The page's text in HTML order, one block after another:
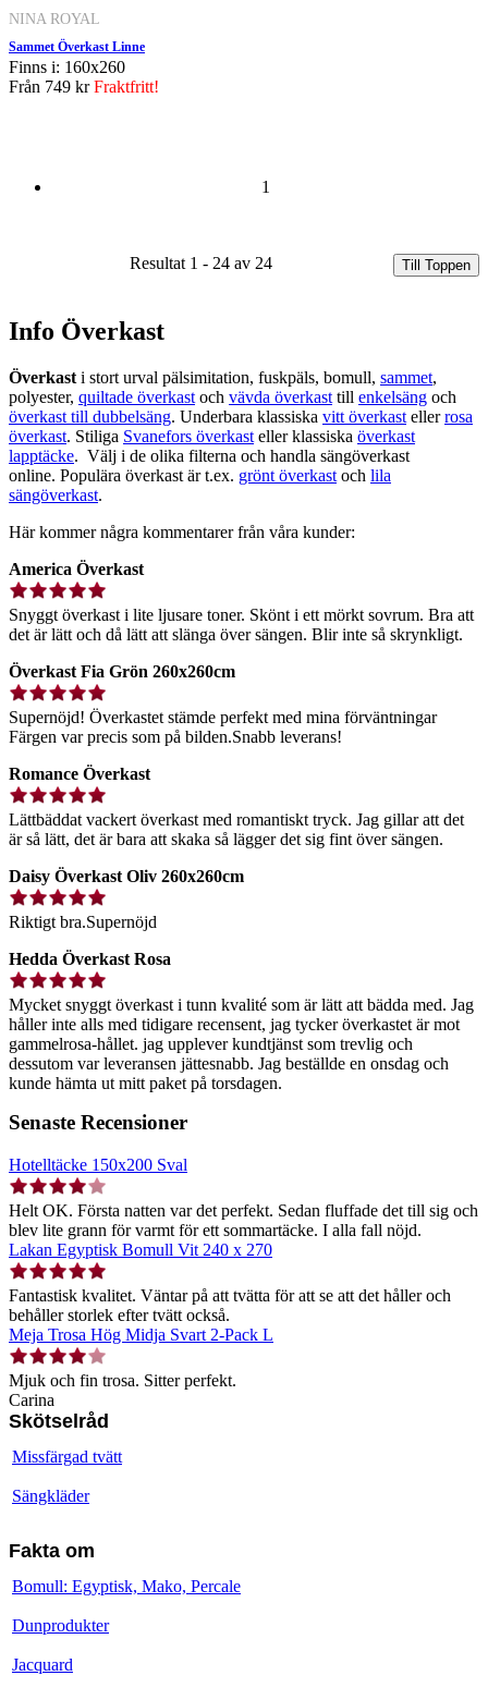
NINA ROYAL
Sammet Överkast Linne
Finns i: 160x260
Från 749 krFraktfritt!
1
Resultat 1 - 24 av 24 Till Toppen
Info Överkast
Överkast i stort urval pälsimitation, fuskpäls, bomull, sammet,
polyester, quiltade överkast och vävda överkast till enkelsäng och
överkast till dubbelsäng. Underbara klassiska vitt överkast ellerrosa
överkast. Stiliga Svanefors överkast eller klassiska överkast
lapptäcke. Välj i de olika filterna och handla sängöverkast
online. Populära överkast är t.ex. grönt överkast och lila
sängöverkast.
Här kommer några kommentarer från våra kunder:
America Överkast
Snyggt överkast i lite ljusare toner. Skönt i ett mörkt sovrum. Bra att
det är lätt och då lätt att slänga över sängen. Blir inte så skrynkligt.
Överkast Fia Grön 260x260cm
Supernöjd! Överkastet stämde perfekt med mina förväntningar
Färgen var precis som på bilden.Snabb leverans!
Romance Överkast
Lättbäddat vackert överkast med romantiskt tryck. Jag gillar att det
är så lätt, det är bara att skaka så lägger det sig fint över sängen.
Daisy Överkast Oliv 260x260cm
Riktigt bra.Supernöjd
Hedda Överkast Rosa
Mycket snyggt överkast i tunn kvalité som är lätt att bädda med. Jag
håller inte alls med tidigare recensent, jag tycker överkastet är mot
gammelrosa-hållet. jag upplever kundtjänst som trevlig och
dessutom var leveransen jättesnabb. Jag beställde en onsdag och
kunde hämta ut mitt paket på torsdagen.
Senaste Recensioner
Hotelltäcke 150x200 Sval
Helt OK. Första natten var det perfekt. Sedan fluffade det till sig och
blev lite grann för varmt för ett sommartäcke. I alla fall nöjd.
Lakan Egyptisk Bomull Vit 240 x 270
Fantastisk kvalitet. Väntar på att tvätta för att se att det håller och
behåller storlek efter tvätt också.
Meja Trosa Hög Midja Svart 2-Pack L
Mjuk och fin trosa. Sitter perfekt.
Carina
Skötselråd
Missfärgad tvätt
Sängkläder
Fakta om
Bomull: Egyptisk, Mako, Percale
Dunprodukter
Jacquard